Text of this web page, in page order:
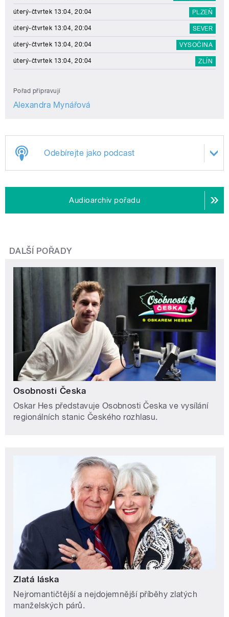
úterý-čtvrtek 13:04, 20:04 PLZEŇ
úterý-čtvrtek 13:04, 20:04 SEVER
úterý-čtvrtek 13:04, 20:04 VYSOČINA
úterý-čtvrtek 13:04, 20:04 ZLÍN
Pořad připravují
Alexandra Mynářová
Odebírejte jako podcast
Audioarchiv pořadu
DALŠÍ POŘADY
Osobnosti Česka
Oskar Hes představuje Osobnosti Česka ve vysílání
regionálních stanic Českého rozhlasu.
Zlatá láska
Nejromantičtější a nejdojemnější příběhy zlatých
manželských párů.